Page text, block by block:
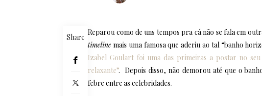
Share
Reparou como de uns tempos pra cá não se fala em
timeline mais uma famosa que aderiu ao tal “banho
Izabel Goulart foi uma das primeiras a postar no
relaxante”. Depois disso, não demorou até que o
febre entre as celebridades.